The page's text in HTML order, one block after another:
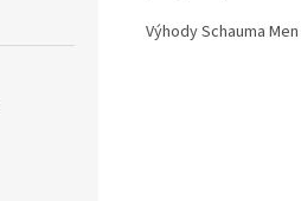
Výhody Schauma